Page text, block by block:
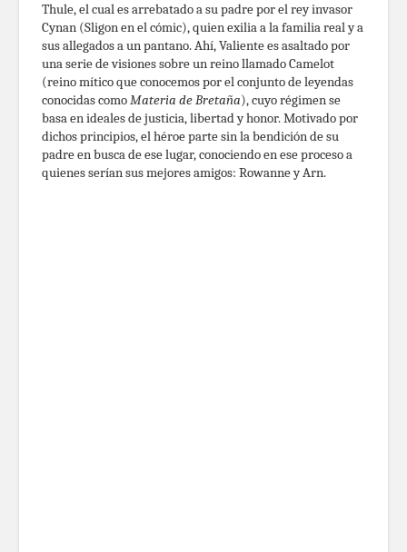
Thule, el cual es arrebatado a su padre por el rey invasor
Cynan (Sligon en el cómic), quien exilia a la familia real y a
sus allegados a un pantano. Ahí, Valiente es asaltado por
una serie de visiones sobre un reino llamado Camelot
(reino mítico que conocemos por el conjunto de leyendas
conocidas comoMateria de Bretaña), cuyo régimen se
basa en ideales de justicia, libertad y honor. Motivado por
dichos principios, el héroe parte sin la bendición de su
padre en busca de ese lugar, conociendo en ese proceso a
quienes serían sus mejores amigos: Rowanne y Arn.